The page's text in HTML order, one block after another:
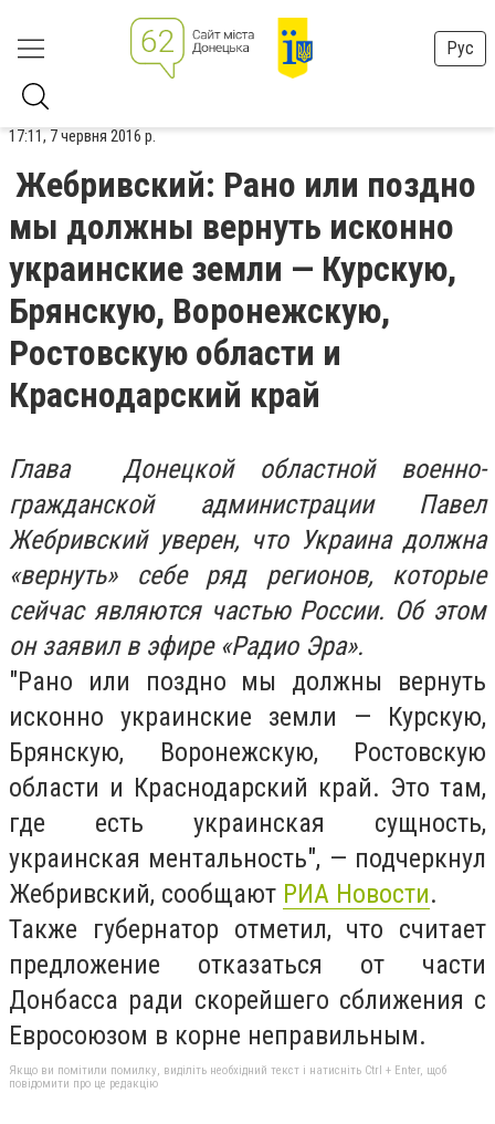
Рус
17:11, 7 червня 2016 р.
Жебривский: Рано или поздно
мы должны вернуть исконно
украинские земли — Курскую,
Брянскую, Воронежскую,
Ростовскую области и
Краснодарский край
Глава Донецкой областной военно-
гражданской администрации Павел
Жебривский уверен, что Украина должна
«вернуть» себе ряд регионов, которые
сейчас являются частью России. Об этом
он заявил в эфире «Радио Эра».
"Рано или поздно мы должны вернуть
исконно украинские земли — Курскую,
Брянскую, Воронежскую, Ростовскую
области и Краснодарский край. Это там,
где есть украинская сущность,
украинская ментальность", — подчеркнул
Жебривский, сообщают РИА Новости.
Также губернатор отметил, что считает
предложение отказаться от части
Донбасса ради скорейшего сближения с
Евросоюзом в корне неправильным.
Якщо ви помітили помилку, виділіть необхідний текст і натисніть Ctrl + Enter, щоб
повідомити про це редакцію